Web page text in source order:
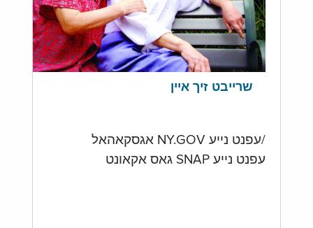
שרייבט זיך איין
/עפנט נייע NY.GOV אגסקאהאל
עפנט נייע SNAP גאס אקאונט